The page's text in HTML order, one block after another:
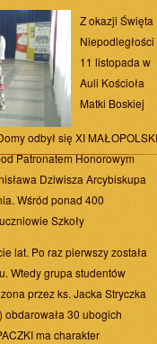
Z okazji Święta
Niepodległości
11 listopada w
Auli Kościoła
Matki Boskiej
odbył się XI MAŁOPOLSKI
Patronatem Honorowym
Dziwisza Arcybiskupa
Wśród ponad 400
Szkoły
lat. Po raz pierwszy została
Wtedy grupa studentów
przez ks. Jacka Stryczka
obdarowała 30 ubogich
ma charakter